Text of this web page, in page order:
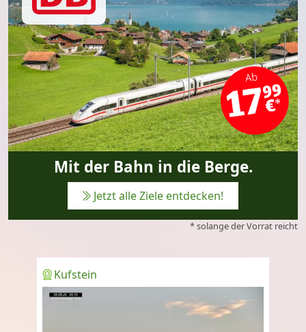
Mit der Bahn in die Berge.
Jetzt alle Ziele entdecken!
* solange der Vorrat reicht
Kufstein